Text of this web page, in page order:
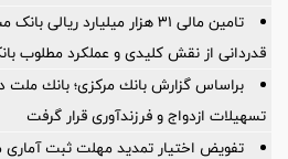
تامین مالی ۳۱ هزار میلیارد
قدردانی از نقش کلیدی و عملکرد مطلوب
براساس گزارش بانك مركزی؛ بانك
تسهیلات ازدواج و فرزندآوری قرار گرفت
تفویض اختیار تمدید مهلت ثبت